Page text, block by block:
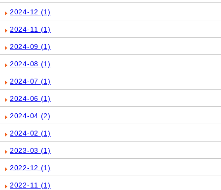
2024-12 (1)
2024-11 (1)
2024-09 (1)
2024-08 (1)
2024-07 (1)
2024-06 (1)
2024-04 (2)
2024-02 (1)
2023-03 (1)
2022-12 (1)
2022-11 (1)